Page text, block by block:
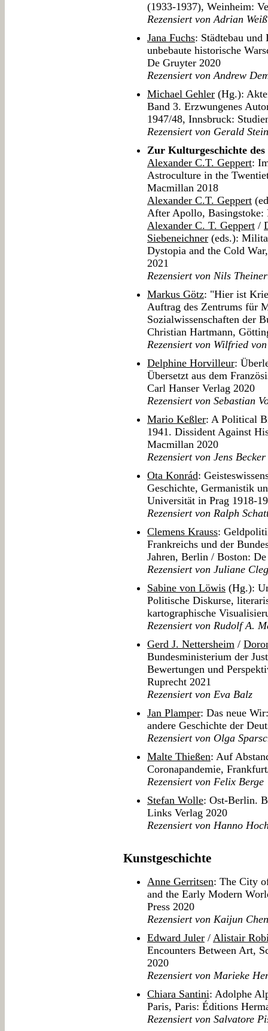
(1933-1937), Weinheim:
Rezensiert von Adrian Weiß
Jana Fuchs: Städtebau
unbebaute historische
De Gruyter 2020
Rezensiert von Andrew
Michael Gehler (Hg.):
Band 3. Erzwungenes
1947/48, Innsbruck:
Rezensiert von Gerald
Zur Kulturgeschichte
Alexander C.T. Geppert:
Astroculture in the
Macmillan 2018
Alexander C.T. Geppert
After Apollo, Basingstoke:
Alexander C. T. Geppert /
Siebeneichner (eds.):
Dystopia and the Cold
2021
Rezensiert von Nils
Markus Götz: "Hier ist
Auftrag des Zentrums für
Sozialwissenschaften der
Christian Hartmann,
Rezensiert von Wilfried
Delphine Horvilleur:
Übersetzt aus dem
Carl Hanser Verlag 2020
Rezensiert von Sebastian
Mario Keßler: A Political
1941. Dissident Against
Macmillan 2020
Rezensiert von Jens Becker
Ota Konrád:
Geschichte, Germanistik
Universität in Prag 1918-
Rezensiert von Ralph
Clemens Krauss:
Frankreichs und der
Jahren, Berlin / Boston:
Rezensiert von Juliane
Sabine von Löwis (Hg.):
Politische Diskurse,
kartographische
Rezensiert von Rudolf A.
Gerd J. Nettersheim /
Bundesministerium der
Bewertungen und
Ruprecht 2021
Rezensiert von Eva Balz
Jan Plamper: Das neue
andere Geschichte der
Rezensiert von Olga
Malte Thießen: Auf
Coronapandemie,
Rezensiert von Felix Berge
Stefan Wolle: Ost-Berlin.
Links Verlag 2020
Rezensiert von Hanno
Kunstgeschichte
Anne Gerritsen: The City
and the Early Modern
Press 2020
Rezensiert von Kaijun Chen
Edward Juler / Alistair
Encounters Between Art,
2020
Rezensiert von Marieke
Chiara Santini: Adolphe
Paris, Paris: Éditions
Rezensiert von Salvatore